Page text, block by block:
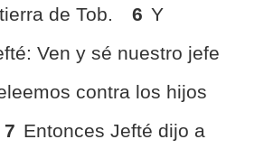
de Tob.
6 Y
Ven y sé nuestro jefe
contra los hijos
7 Entonces Jefté dijo a